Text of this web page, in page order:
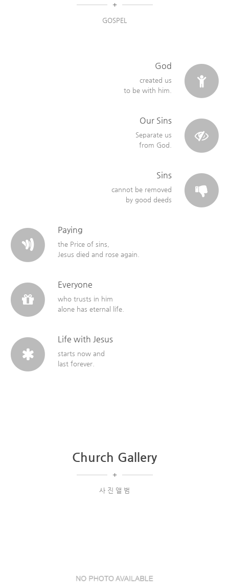
+
GOSPEL
God
created us
to be with him.
Our Sins
Separate us
from God.
Sins
cannot be removed
by good deeds
Paying
the Price of sins,
Jesus died and rose again.
Everyone
who trusts in him
alone has eternal life.
Life with Jesus
starts now and
last forever.
Church Gallery
+
사 진 앨 범